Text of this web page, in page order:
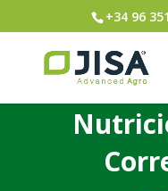
+34 96